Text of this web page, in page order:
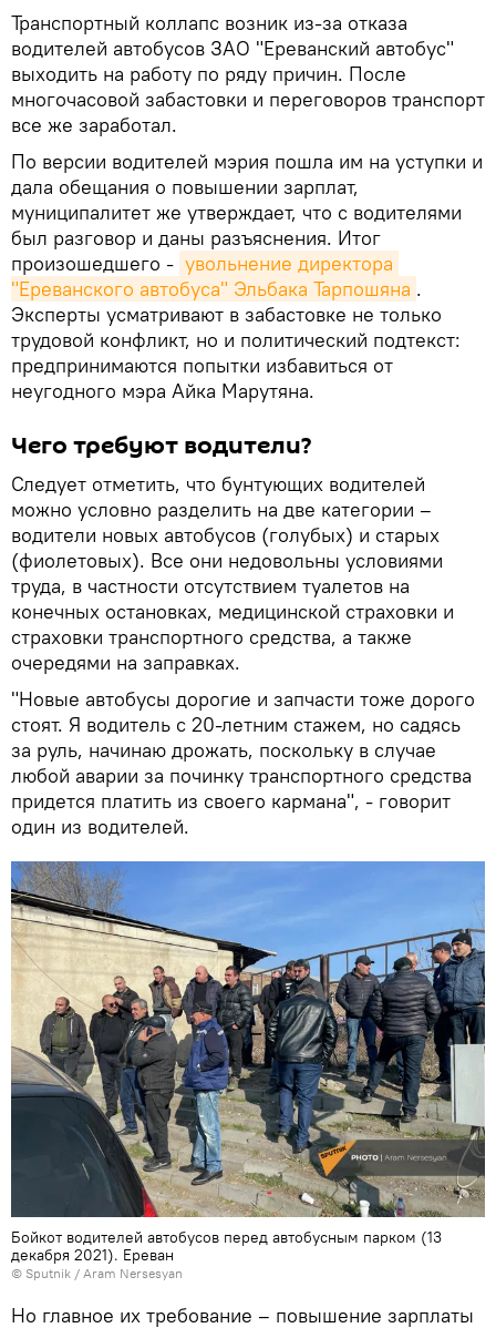
Транспортный коллапс возник из-за отказа
водителей автобусов ЗАО "Ереванский автобус"
выходить на работу по ряду причин. После
многочасовой забастовки и переговоров транспорт
все же заработал.
По версии водителей мэрия пошла им на уступки и
дала обещания о повышении зарплат,
муниципалитет же утверждает, что с водителями
был разговор и даны разъяснения. Итог
произошедшего - увольнение директора
"Ереванского автобуса" Эльбака Тарпошяна .
Эксперты усматривают в забастовке не только
трудовой конфликт, но и политический подтекст:
предпринимаются попытки избавиться от
неугодного мэра Айка Марутяна.
Чего требуют водители?
Следует отметить, что бунтующих водителей
можно условно разделить на две категории –
водители новых автобусов (голубых) и старых
(фиолетовых). Все они недовольны условиями
труда, в частности отсутствием туалетов на
конечных остановках, медицинской страховки и
страховки транспортного средства, а также
очередями на заправках.
"Новые автобусы дорогие и запчасти тоже дорого
стоят. Я водитель с 20-летним стажем, но садясь
за руль, начинаю дрожать, поскольку в случае
любой аварии за починку транспортного средства
придется платить из своего кармана", - говорит
один из водителей.
Бойкот водителей автобусов перед автобусным парком (13
декабря 2021). Еревaн
© Sputnik / Aram Nersesyan
Но главное их требование – повышение зарплаты